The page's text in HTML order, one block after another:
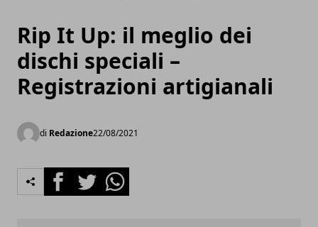
Rip It Up: il meglio dei
dischi speciali –
Registrazioni artigianali
di Redazione22/08/2021
FacebookTwitterWhatsapp